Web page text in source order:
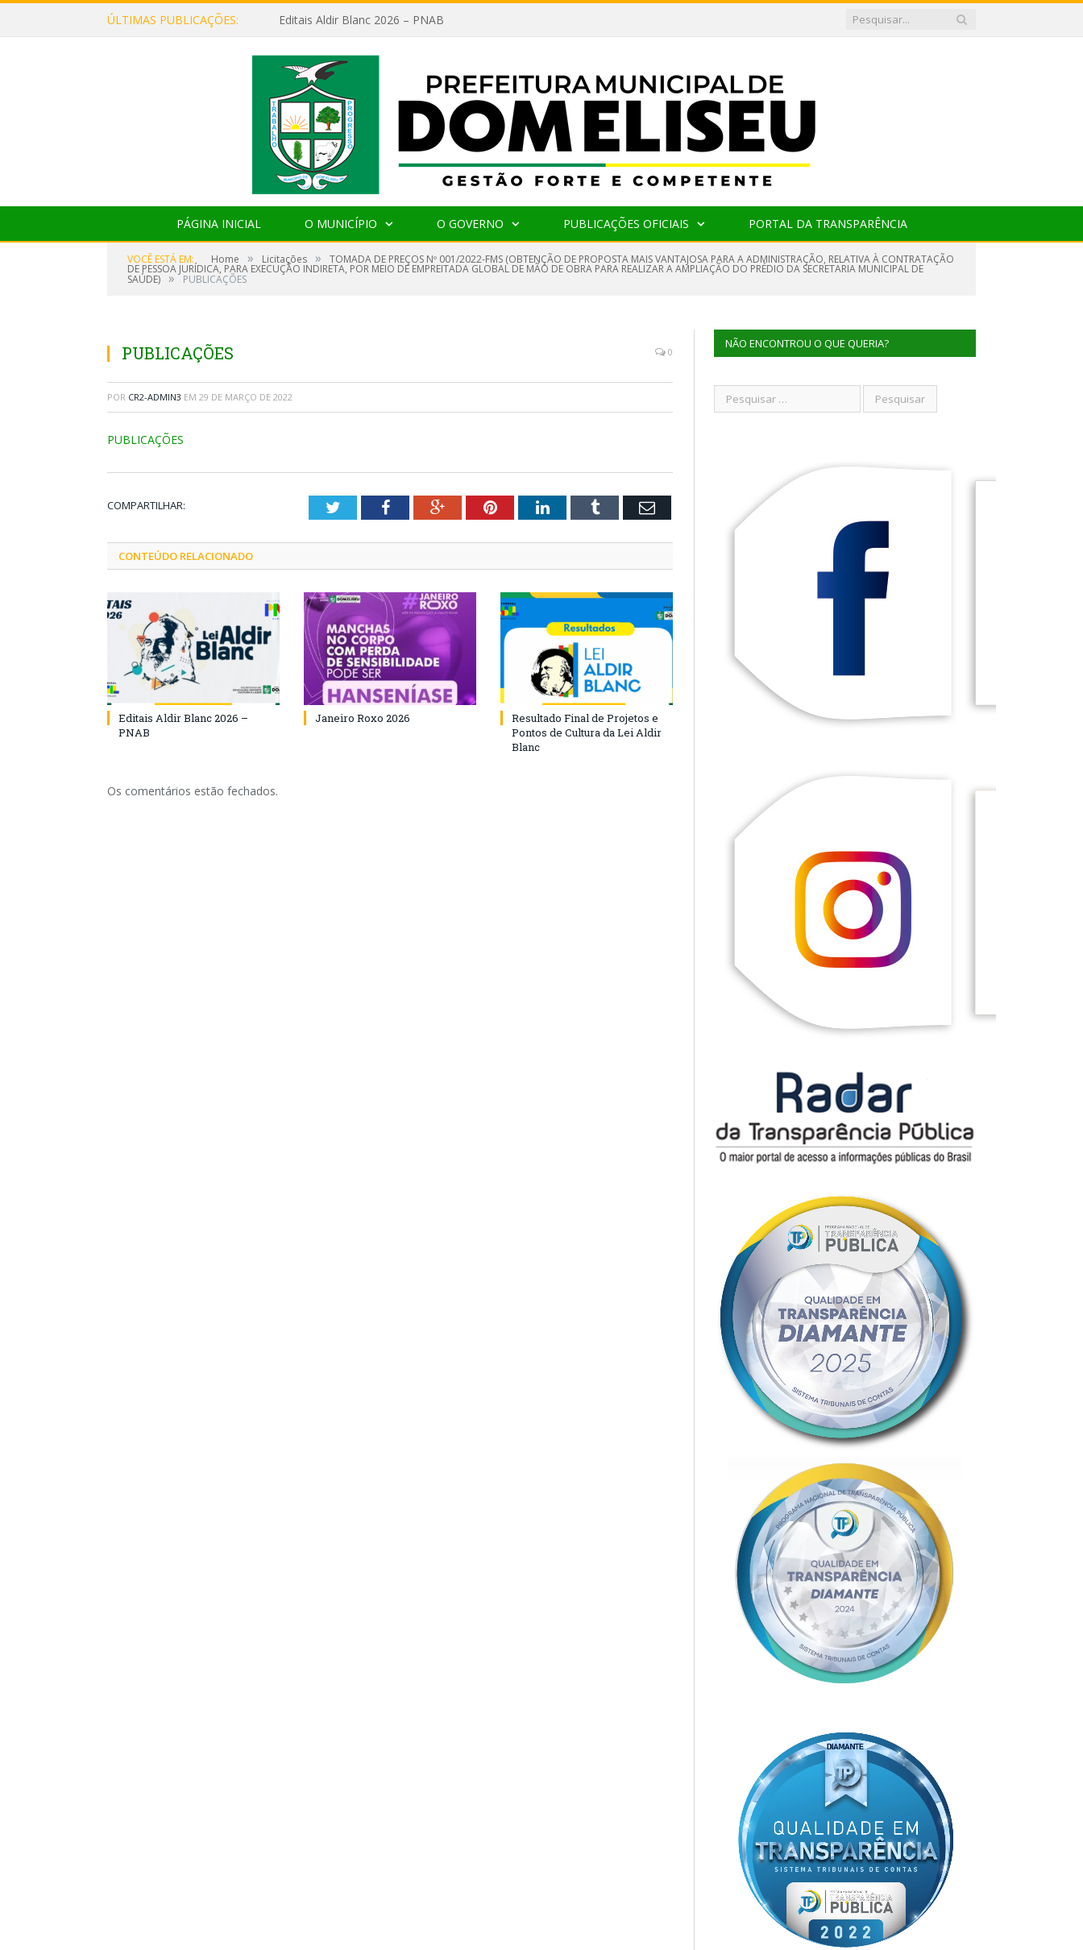
ÚLTIMAS PUBLICAÇÕES: Editais Aldir Blanc 2026 – PNAB
PÁGINA INICIAL O MUNICÍPIO O GOVERNO PUBLICAÇÕES OFICIAIS PORTAL DA TRANSPARÊNCIA
VOCÊ ESTÁ EM: Home » Licitações » TOMADA DE PREÇOS Nº 001/2022-FMS (OBTENÇÃO DE PROPOSTA MAIS VANTAJOSA PARA A ADMINISTRAÇÃO, RELATIVA À CONTRATAÇÃO
DE PESSOA JURÍDICA, PARA EXECUÇÃO INDIRETA, POR MEIO DE EMPREITADA GLOBAL DE MÃO DE OBRA PARA REALIZAR A AMPLIAÇÃO DO PRÉDIO DA SECRETARIA MUNICIPAL DE
SAÚDE) » PUBLICAÇÕES
PUBLICAÇÕES 0
POR CR2-ADMIN3 EM 29 DE MARÇO DE 2022
PUBLICAÇÕES
COMPARTILHAR: TwitterFacebookGoogle+PinterestLinkedInTumblr Email
CONTEÚDO RELACIONADO
Editais Aldir Blanc 2026 –
PNAB
Janeiro Roxo 2026
Resultado Final de Projetos e
Pontos de Cultura da Lei Aldir
Blanc
Os comentários estão fechados.
NÃO ENCONTROU O QUE QUERIA?